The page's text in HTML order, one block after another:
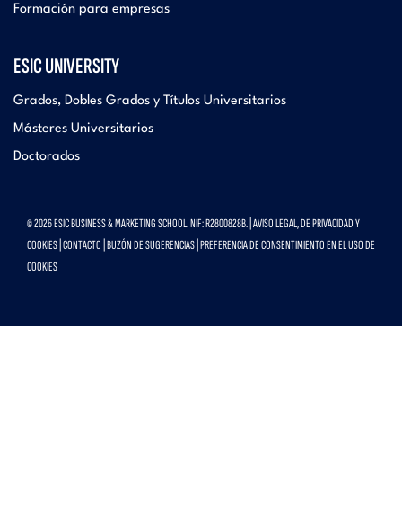
Formación para empresas
ESIC UNIVERSITY
Grados, Dobles Grados y Títulos Universitarios
Másteres Universitarios
Doctorados
© 2026 ESIC BUSINESS & MARKETING SCHOOL. NIF: R2800828B. | AVISO LEGAL, DE PRIVACIDAD Y
COOKIES CONTACTO BUZÓN DE SUGERENCIAS PREFERENCIA DE CONSENTIMIENTO EN EL USO DE
COOKIES